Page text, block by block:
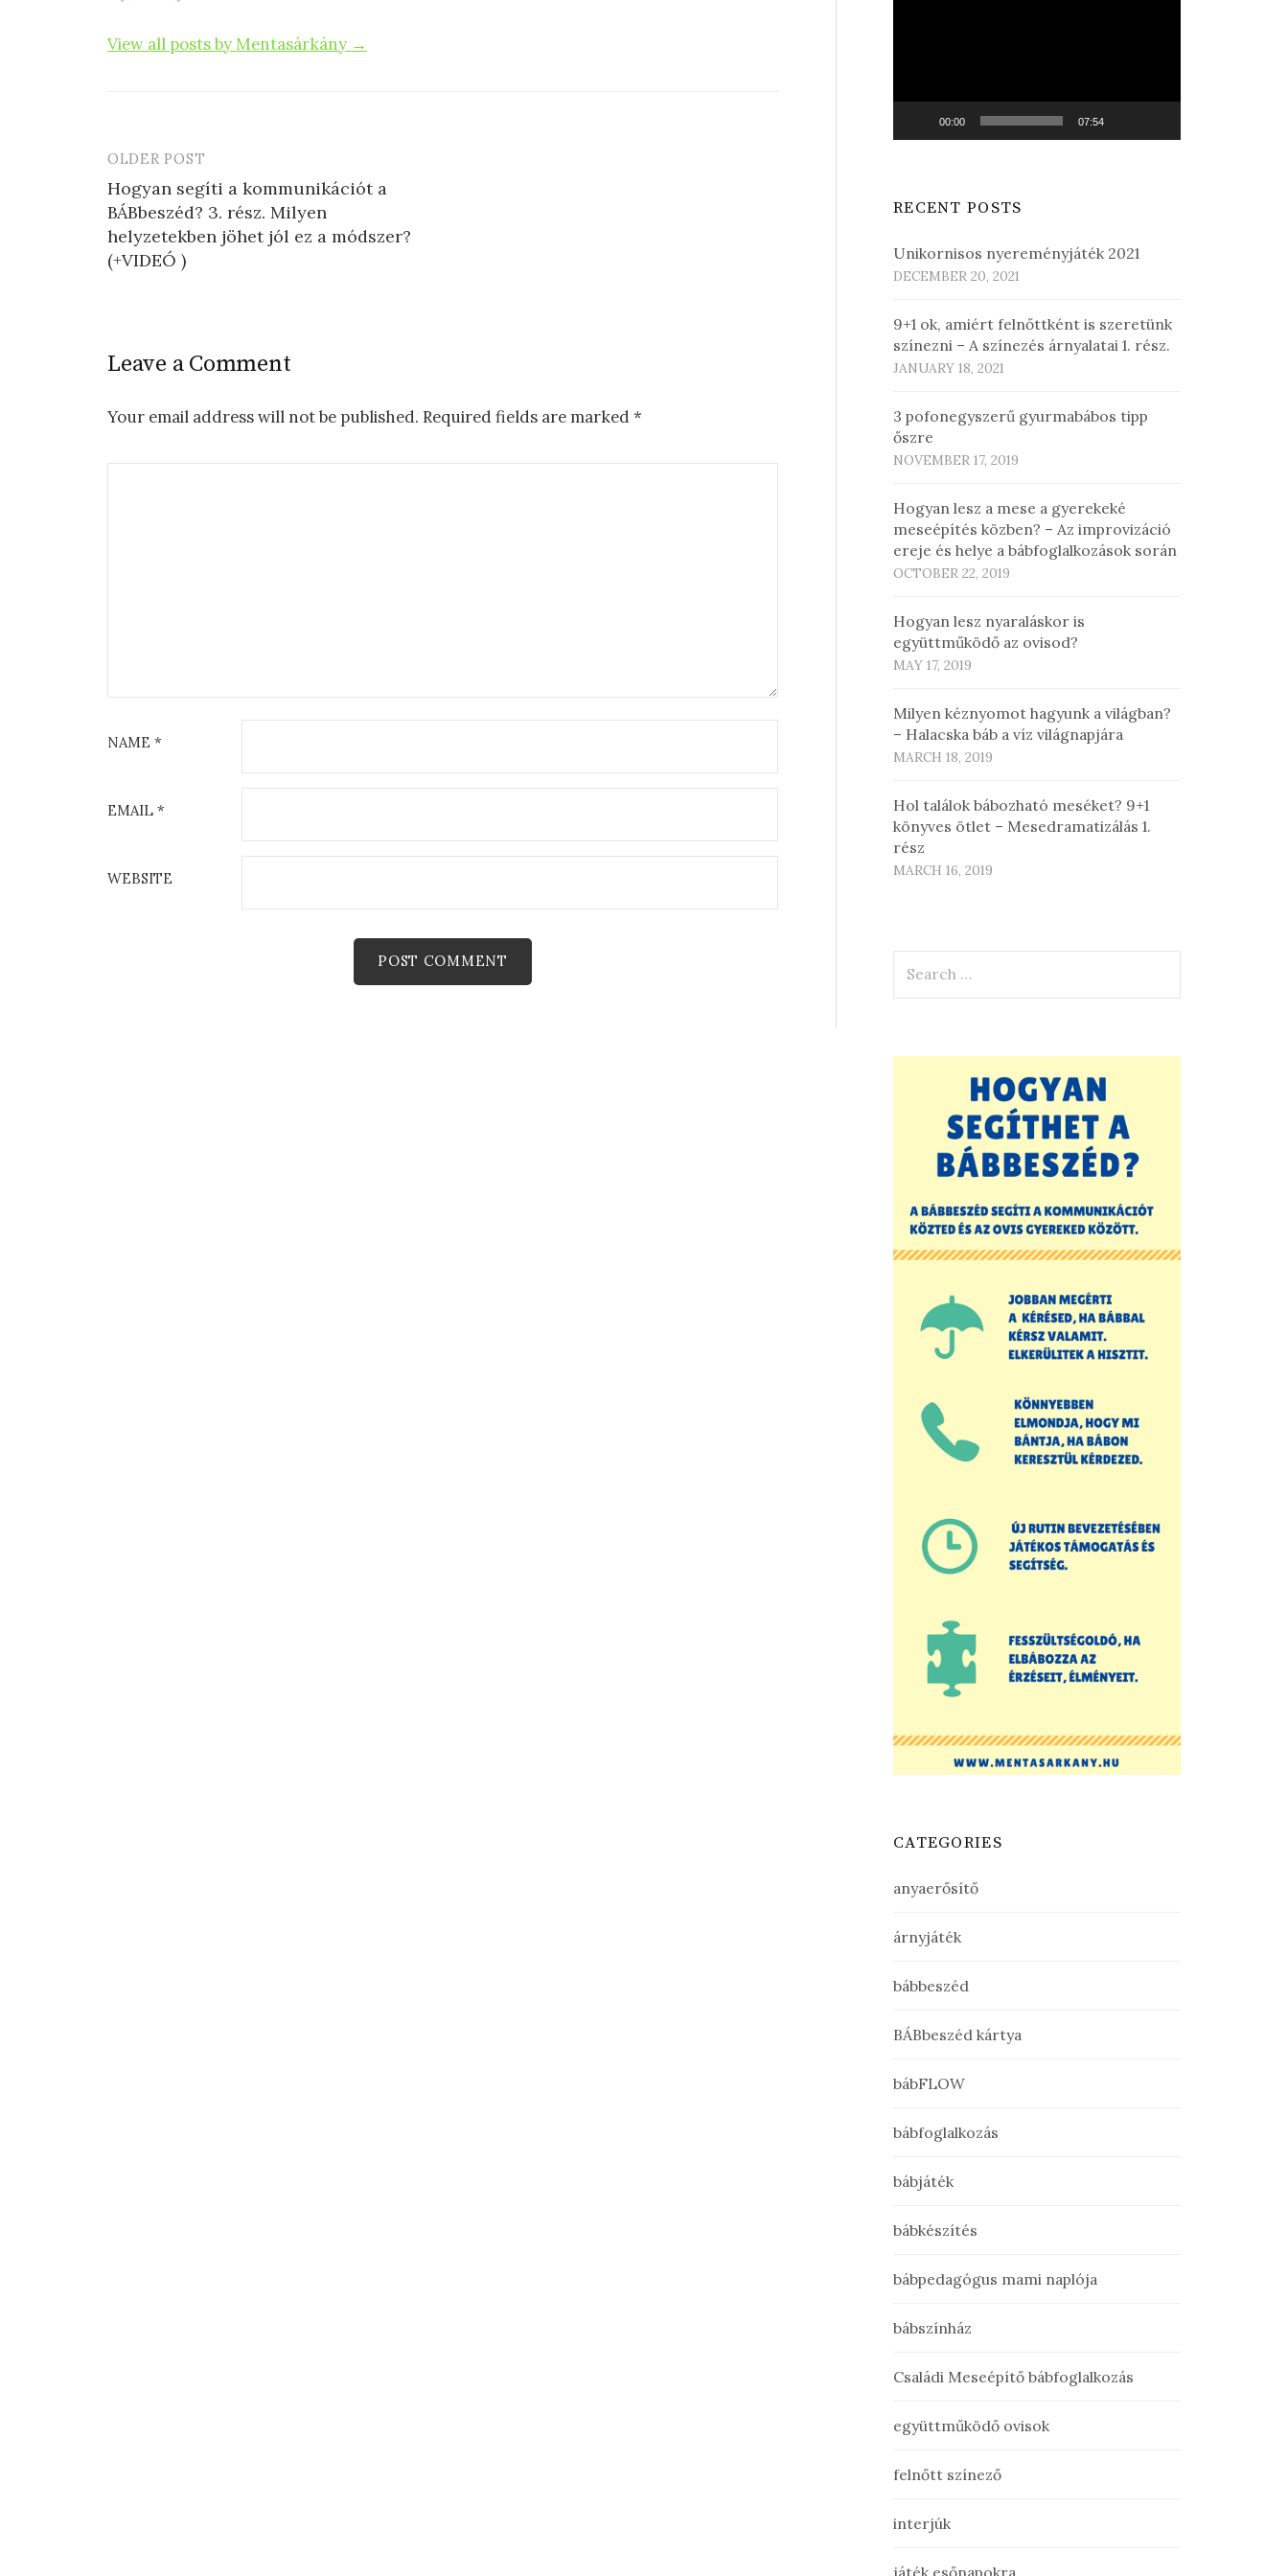
View all posts by Mentasárkány →
Post
navigation
OLDER POST
Hogyan segíti a kommunikációt a
BÁBbeszéd? 3. rész. Milyen
helyzetekben jöhet jól ez a módszer?
(+VIDEÓ )
Leave a Comment
Your email address will not be published. Required fields are marked *
NAME *
EMAIL *
WEBSITE
00:00 07:54
RECENT POSTS
Unikornisos nyereményjáték 2021
DECEMBER 20, 2021
9+1 ok, amiért felnőttként is szeretünk
színezni – A színezés árnyalatai 1. rész.
JANUARY 18, 2021
3 pofonegyszerű gyurmabábos tipp
őszre
NOVEMBER 17, 2019
Hogyan lesz a mese a gyerekeké
meseépítés közben? – Az improvizáció
ereje és helye a bábfoglalkozások során
OCTOBER 22, 2019
Hogyan lesz nyaraláskor is
együttműködő az ovisod?
MAY 17, 2019
Milyen kéznyomot hagyunk a világban?
– Halacska báb a víz világnapjára
MARCH 18, 2019
Hol találok bábozható meséket? 9+1
könyves ötlet – Mesedramatizálás 1.
rész
MARCH 16, 2019
for:
CATEGORIES
anyaerősítő
árnyjáték
bábbeszéd
BÁBbeszéd kártya
bábFLOW
bábfoglalkozás
bábjáték
bábkészítés
bábpedagógus mami naplója
bábszínház
Családi Meseépítő bábfoglalkozás
együttműködő ovisok
felnőtt színező
interjúk
játék esőnapokra